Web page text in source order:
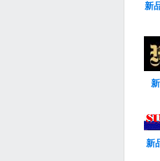
新
新